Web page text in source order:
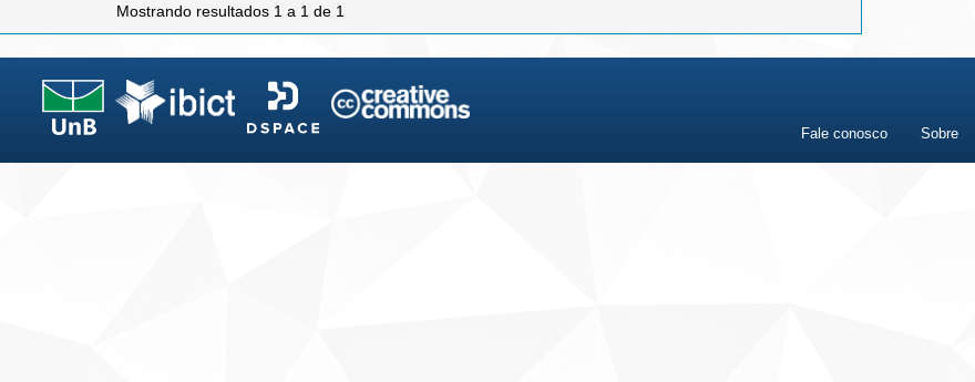
Mostrando resultados 1 a 1 de 1
Fale conosco Sobre